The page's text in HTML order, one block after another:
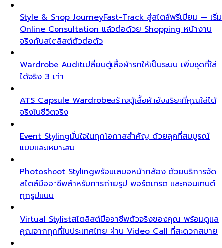
Style & Shop JourneyFast-Track สู่สไตล์พรีเมียม — เริ่ม
Online Consultation แล้วต่อด้วย Shopping หน้างาน
จริงกับสไตลิสต์ตัวต่อตัว
Wardrobe Auditเปลี่ยนตู้เสื้อผ้ารกให้เป็นระบบ เพิ่มชุดที่ใส่
ได้จริง 3 เท่า
ATS Capsule Wardrobeสร้างตู้เสื้อผ้าอัจฉริยะที่คุณใส่ได้
จริงในชีวิตจริง
Event Stylingมั่นใจในทุกโอกาสสำคัญ ด้วยลุคที่สมบูรณ์
แบบและเหมาะสม
Photoshoot Stylingพร้อมเสมอหน้ากล้อง ด้วยบริการจัด
สไตล์มืออาชีพสำหรับการถ่ายรูป พอร์ตเทรต และคอนเทนต์
ทุกรูปแบบ
Virtual Stylistสไตลิสต์มืออาชีพตัวจริงของคุณ พร้อมดูแล
คุณจากทุกที่ในประเทศไทย ผ่าน Video Call ที่สะดวกสบาย